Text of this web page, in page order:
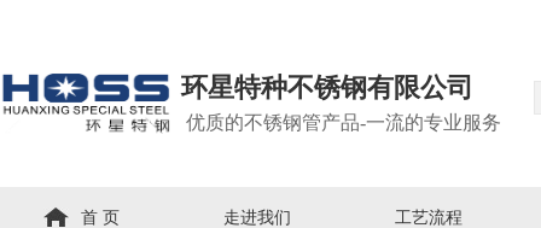
环星特种不锈钢有限公司
优质的不锈钢管产品-一流的专业服务
首 页 走进我们 工艺流程